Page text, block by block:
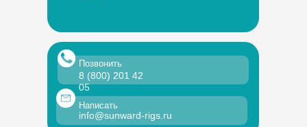
8 (800) 201 42
05
info@sunward-rigs.ru
Позвонить
Написать